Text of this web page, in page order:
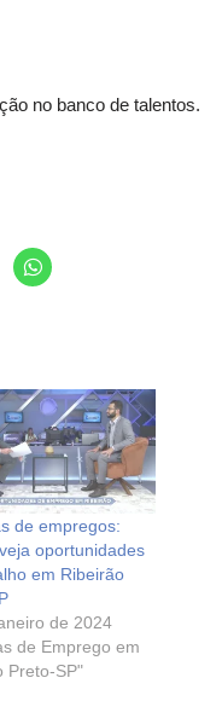
no banco de talentos.
de empregos:
oportunidades
em Ribeirão
de 2024
de Emprego em
Preto-SP"